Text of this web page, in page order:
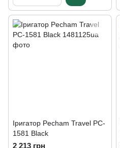
Іригатор Pecham Travel PC-
1581 Black
2 213 грн